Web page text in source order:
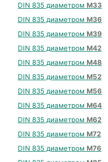
DIN 835 диаметром М33
DIN 835 диаметром М36
DIN 835 диаметром М39
DIN 835 диаметром М42
DIN 835 диаметром М48
DIN 835 диаметром М52
DIN 835 диаметром М56
DIN 835 диаметром М64
DIN 835 диаметром М62
DIN 835 диаметром М72
DIN 835 диаметром М76